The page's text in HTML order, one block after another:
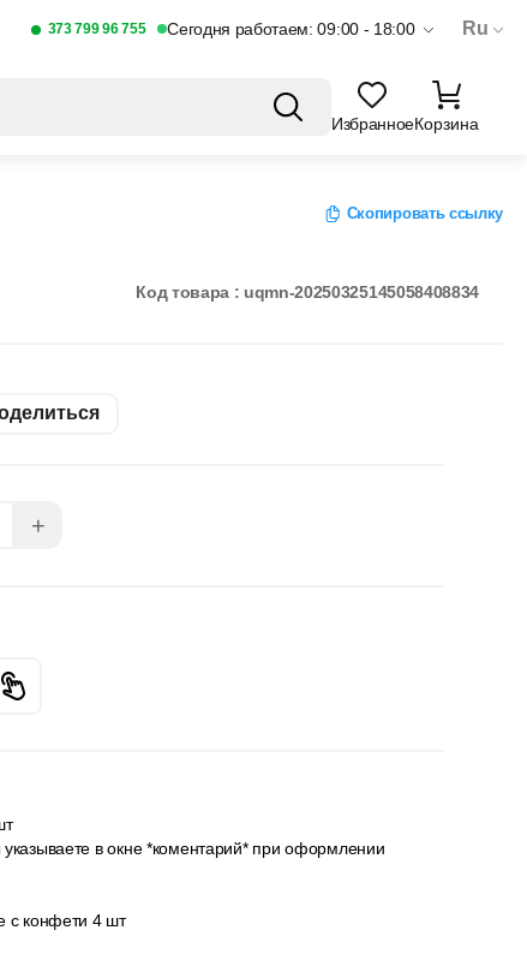
373 799 96 755 Сегодня работаем: 09:00 - 18:00 Ru
ИзбранноеКорзина
Скопировать ссылку
Код товара : uqmn-20250325145058408834
+
в окне *коментарий* при оформлении
с конфети 4 шт